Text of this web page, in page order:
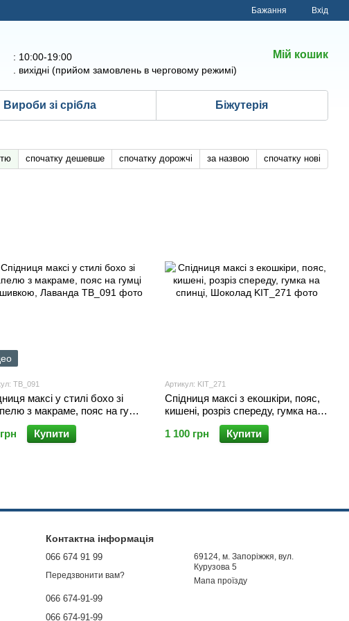
Бажання Вхід
: 10:00-19:00
вихідні (прийом замовлень в черговому режимі)
Мій кошик
Вироби зі срібла Біжутерія
спочатку дешевше спочатку дорожчі за назвою спочатку нові
ТВ_091
максі у стилі бохо зі
з макраме, пояс на гумці
Лаванда
Купити
Артикул: KIT_271
Спідниця максі з екошкіри, пояс,
кишені, розріз спереду, гумка на
спинці, Шоколад
1 100 грн
Купити
Контактна інформація
066 674 91 99
Передзвонити вам?
066 674-91-99
066 674-91-99
69124, м. Запоріжжя, вул.
Курузова 5
Мапа проїзду